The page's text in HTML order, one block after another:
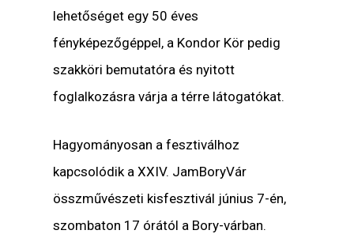
lehetőséget egy 50 éves
fényképezőgéppel, a Kondor Kör pedig
szakköri bemutatóra és nyitott
foglalkozásra várja a térre látogatókat.
Hagyományosan a fesztiválhoz
kapcsolódik a XXIV. JamBoryVár
összművészeti kisfesztivál június 7-én,
szombaton 17 órától a Bory-várban.